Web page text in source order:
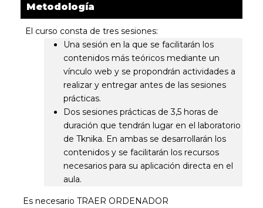
Metodología
El curso consta de tres sesiones:
Una sesión en la que se facilitarán los
contenidos más teóricos mediante un
vínculo web y se propondrán actividades a
realizar y entregar antes de las sesiones
prácticas.
Dos sesiones prácticas de 3,5 horas de
duración que tendrán lugar en el laboratorio
de Tknika. En ambas se desarrollarán los
contenidos y se facilitarán los recursos
necesarios para su aplicación directa en el
aula.
Es necesario TRAER ORDENADOR